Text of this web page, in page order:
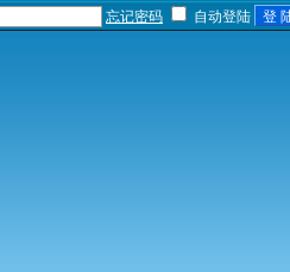
忘记密码 自动登陆